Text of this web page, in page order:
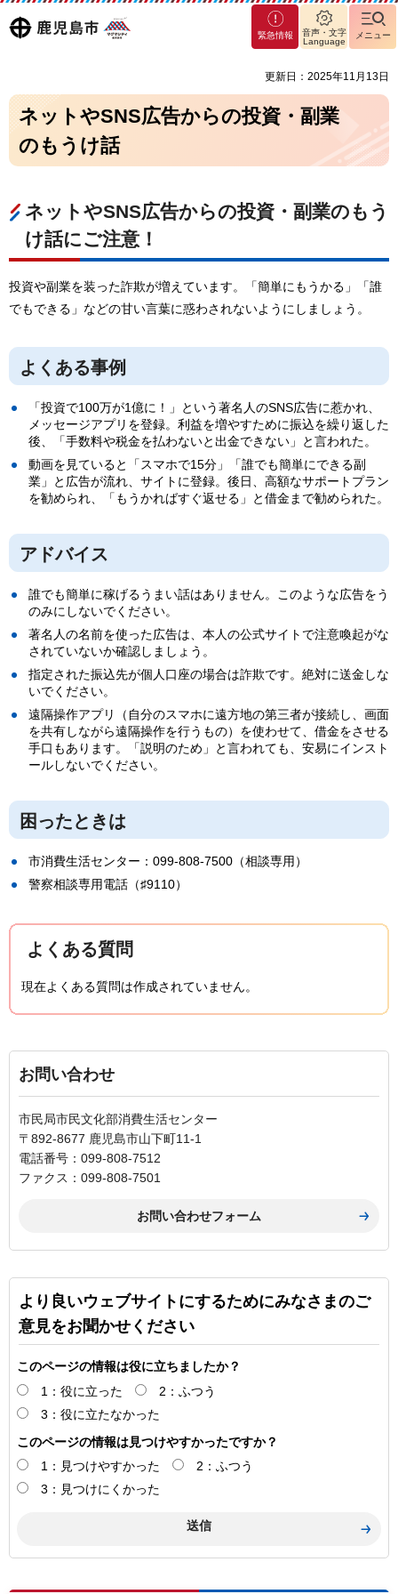
鹿児島
マグ
マシ
緊急情報
音声・文字
Language
メニュー
更新日：2025年11月13日
ネットやSNS広告からの投資・副業
のもうけ話
ネットやSNS広告からの投資・副業のもう
け話にご注意！
投資や副業を装った詐欺が増えています。「簡単にもうかる」「誰
でもできる」などの甘い言葉に惑わされないようにしましょう。
よくある事例
「投資で100万が1億に！」という著名人のSNS広告に惹かれ、
メッセージアプリを登録。利益を増やすために振込を繰り返した
後、「手数料や税金を払わないと出金できない」と言われた。
動画を見ていると「スマホで15分」「誰でも簡単にできる副
業」と広告が流れ、サイトに登録。後日、高額なサポートプラン
を勧められ、「もうかればすぐ返せる」と借金まで勧められた。
アドバイス
誰でも簡単に稼げるうまい話はありません。このような広告をう
のみにしないでください。
著名人の名前を使った広告は、本人の公式サイトで注意喚起がな
されていないか確認しましょう。
指定された振込先が個人口座の場合は詐欺です。絶対に送金しな
いでください。
遠隔操作アプリ（自分のスマホに遠方地の第三者が接続し、画面
を共有しながら遠隔操作を行うもの）を使わせて、借金をさせる
手口もあります。「説明のため」と言われても、安易にインスト
ールしないでください。
困ったときは
市消費生活センター：099-808-7500（相談専用）
警察相談専用電話（♯9110）
よくある質問
現在よくある質問は作成されていません。
お問い合わせ
市民局市民文化部消費生活センター
〒892-8677 鹿児島市山下町11-1
電話番号：099-808-7512
ファクス：099-808-7501
より良いウェブサイトにするためにみなさまのご
意見をお聞かせください
このページの情報は役に立ちましたか？
1：役に立った
2：ふつう
3：役に立たなかった
このページの情報は見つけやすかったですか？
1：見つけやすかった
2：ふつう
3：見つけにくかった